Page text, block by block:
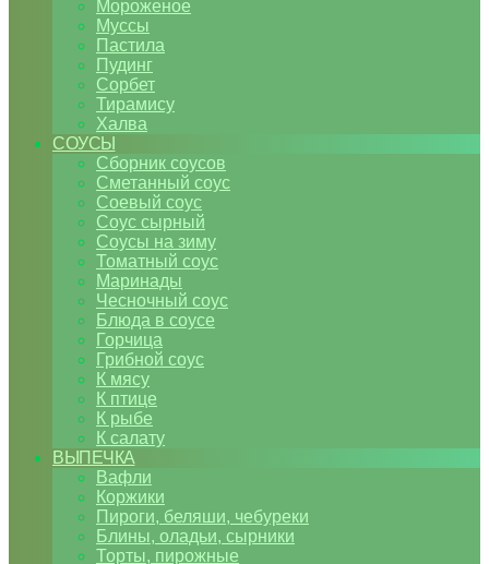
Мороженое
Муссы
Пастила
Пудинг
Сорбет
Тирамису
Халва
СОУСЫ
Сборник соусов
Сметанный соус
Соевый соус
Соус сырный
Соусы на зиму
Томатный соус
Маринады
Чесночный соус
Блюда в соусе
Горчица
Грибной соус
К мясу
К птице
К рыбе
К салату
ВЫПЕЧКА
Вафли
Коржики
Пироги, беляши, чебуреки
Блины, оладьи, сырники
Торты, пирожные